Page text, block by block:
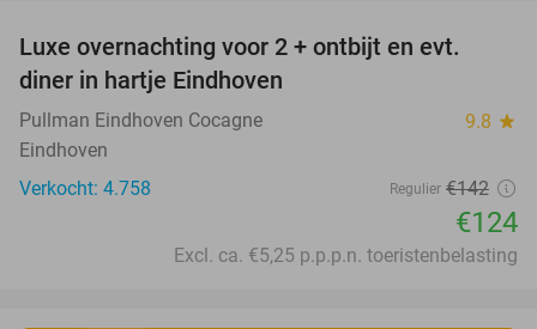
Luxe overnachting voor 2 + ontbijt en evt.
diner in hartje Eindhoven
Pullman Eindhoven Cocagne 9.8 star
Eindhoven
Verkocht: 4.758
Regulier €142
€124
Excl. ca. €5,25 p.p.p.n. toeristenbelasting